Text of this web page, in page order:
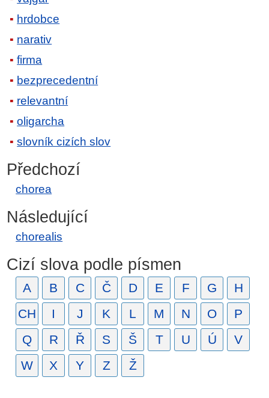
hrdobce
narativ
firma
bezprecedentní
relevantní
oligarcha
slovník cizích slov
Předchozí
chorea
Následující
chorealis
Cizí slova podle písmen
A B C Č D E F G
H
CH
I J K L M N O
P
Q
R Ř S Š T U Ú
V
W
X Y Z Ž